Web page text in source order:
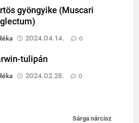
gyöngyike (Muscari
2024.04.14. 0
tulipán
2024.02.28. 0
Sárga nárcisz